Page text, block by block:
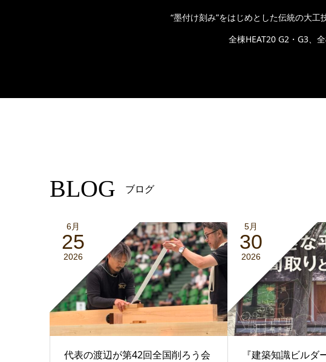
“墨付け刻み”をはじめとした伝統の大
全棟HEAT20 G2・G3、
BLOG ブログ
6月
25
2026
代表の渡辺が第42回全国削ろう会
5月
30
2026
『建築知識ビルダ